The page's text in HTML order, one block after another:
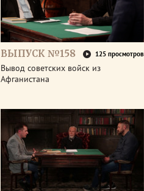
ВЫПУСК №158 125 просмотров
Вывод советских войск из
Афганистана